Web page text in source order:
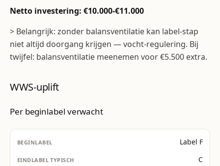
Netto investering: €10.000-€11.000
> Belangrijk: zonder balansventilatie kan label-stap
niet altijd doorgang krijgen — vocht-regulering. Bij
twijfel: balansventilatie meenemen voor €5.500 extra.
WWS-uplift
Per beginlabel verwacht
Label F
C